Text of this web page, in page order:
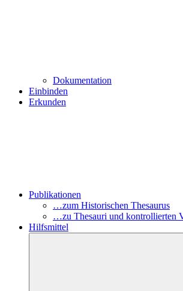
Dokumentation
Einbinden
Erkunden
Publikationen
…zum Historischen Thesaurus
…zu Thesauri und kontrollierten
Hilfsmittel